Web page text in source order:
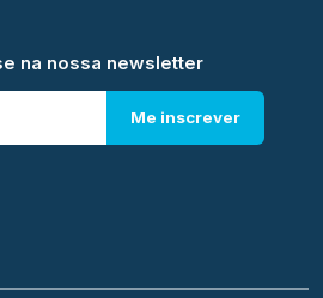
na nossa newsletter
Me inscrever